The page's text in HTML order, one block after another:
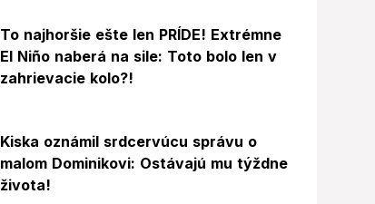
To najhoršie ešte len PRÍDE! Extrémne
El Niño naberá na sile: Toto bolo len v
zahrievacie kolo?!
Kiska oznámil srdcervúcu správu o
malom Dominikovi: Ostávajú mu týždne
života!
Foto